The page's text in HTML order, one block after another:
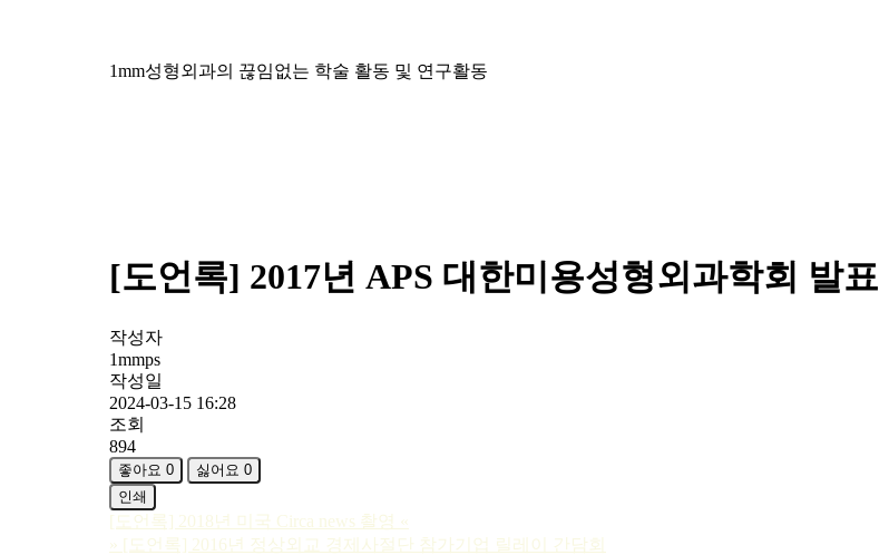
1mm성형외과의 끊임없는 학술 활동 및 연구활동
[도언록] 2017년 APS 대한미용성형외과학회 발표
작성자
1mmps
작성일
2024-03-15 16:28
조회
894
좋아요 0 싫어요 0
인쇄
[도언록] 2018년 미국 Circa news 촬영 «
» [도언록] 2016년 정상외교 경제사절단 참가기업 릴레이 간담회